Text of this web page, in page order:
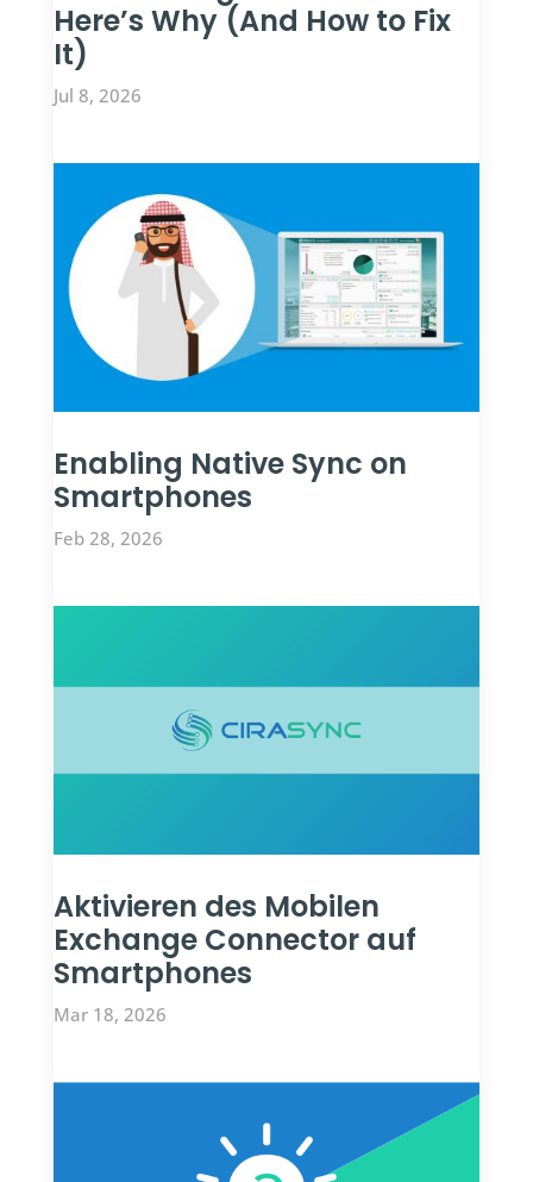
Here’s Why (And How to Fix
It)
Jul 8, 2026
Enabling Native Sync on
Smartphones
Feb 28, 2026
Aktivieren des Mobilen
Exchange Connector auf
Smartphones
Mar 18, 2026